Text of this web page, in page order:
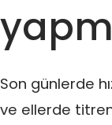
Son günlerde
ve ellerde